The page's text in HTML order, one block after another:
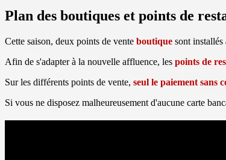
Plan des boutiques et points de
Cette saison, deux points de vente boutique sont
Afin de s'adapter à la nouvelle affluence, les points de
Sur les différents points de vente, seul le paiement sans
Si vous ne disposez malheureusement d'aucune carte